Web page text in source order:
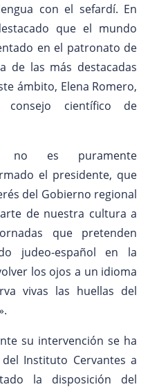
con el sefardí. En
que el mundo
en el patronato de
de las más destacadas
ámbito, Elena Romero,
científico de
no es puramente
el presidente, que
del Gobierno regional
de nuestra cultura a
que pretenden
judeo-español en la
los ojos a un idioma
vivas las huellas del
su intervención se ha
Instituto Cervantes a
la disposición del